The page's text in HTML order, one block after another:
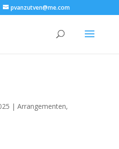
pvanzutven@me.com
| Arrangementen,